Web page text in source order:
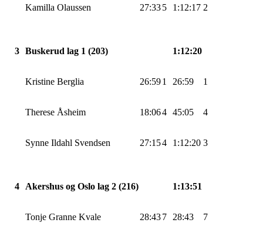
Kamilla Olaussen 27:335 1:12:17 2
3 Buskerud lag 1 (203) 1:12:20
Kristine Berglia 26:591 26:59 1
Therese Åsheim 18:064 45:05 4
Synne Ildahl Svendsen 27:154 1:12:20 3
4 Akershus og Oslo lag 2 (216) 1:13:51
Tonje Granne Kvale 28:437 28:43 7